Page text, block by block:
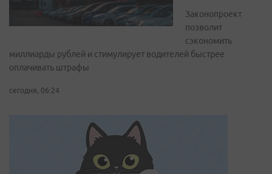
Законопроект
позволит
сэкономить
миллиарды рублей и стимулирует водителей быстрее
оплачивать штрафы
сегодня, 06:24